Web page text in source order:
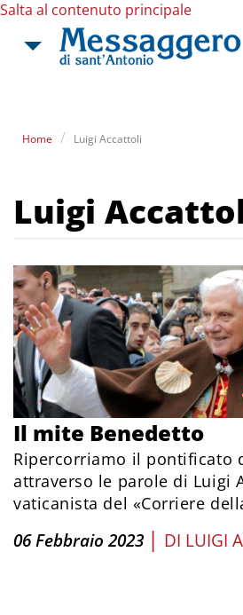
Salta al contenuto principale
Home Luigi Accattoli
Luigi
Il mite Benedetto
Ripercorriamo il pontificato
attraverso le parole di Luigi
vaticanista del «Corriere
06 Febbraio 2023 | DI LUIGI